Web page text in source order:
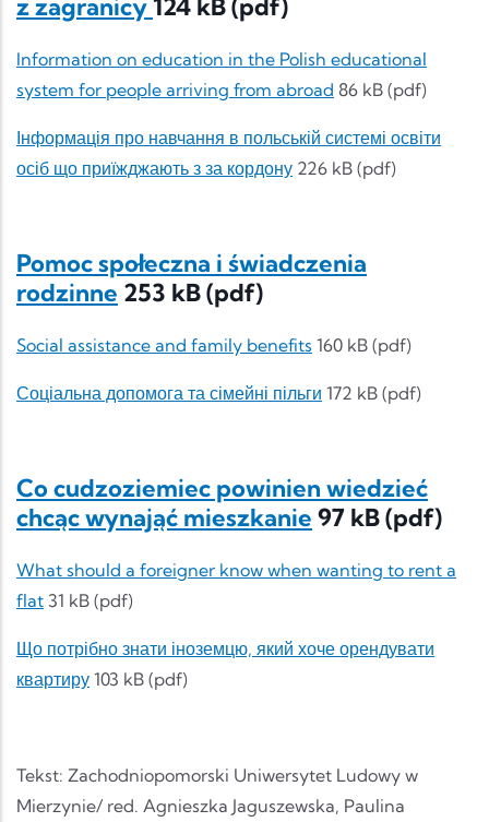
z zagranicy124 kB (pdf)
Information on education in the Polish educational
system for people arriving from abroad 86 kB (pdf)
Інформація про навчання в польській системі освіти
осіб що приїжджають з за кордону 226 kB (pdf)
Pomoc społeczna i świadczenia
rodzinne 253 kB (pdf)
Social assistance and family benefits 160 kB (pdf)
Соціальна допомога та сімейні пільги 172 kB (pdf)
Co cudzoziemiec powinien wiedzieć
chcąc wynająć mieszkanie 97 kB (pdf)
What should a foreigner know when wanting to rent a
flat 31 kB (pdf)
Що потрібно знати іноземцю, який хоче орендувати
квартиру 103 kB (pdf)
Tekst: Zachodniopomorski Uniwersytet Ludowy w
Mierzynie/ red. Agnieszka Jaguszewska, Paulina